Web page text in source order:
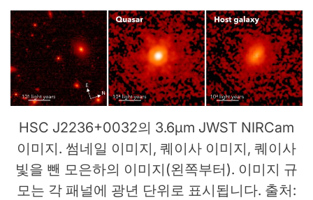
HSC J2236+0032의 3.6μm JWST NIRCam
이미지. 썸네일 이미지, 퀘이사 이미지, 퀘이사
빛을 뺀 모은하의 이미지(왼쪽부터). 이미지 규
모는 각 패널에 광년 단위로 표시됩니다. 출처: